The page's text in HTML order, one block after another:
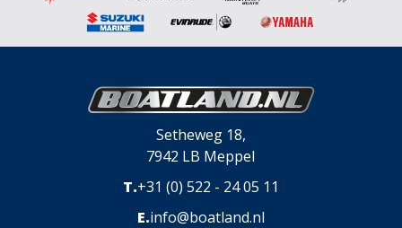
Setheweg 18,
7942 LB Meppel
T.+31 (0) 522 - 24 05 11
E.info@boatland.nl